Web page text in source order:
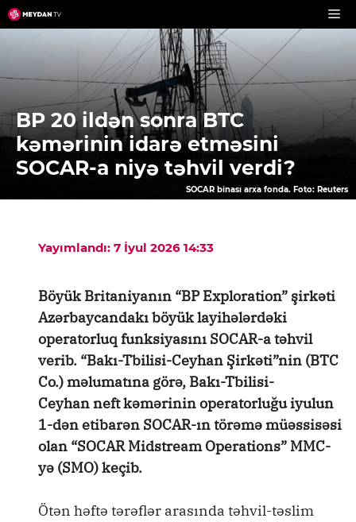
Skip
to
BP 20 ildən sonra BTC
kəmərinin idarə etməsini
SOCAR-a niyə təhvil verdi?
SOCAR binası arxa fonda. Foto: Reuters
Yayımlandı: 7 İyul 2026 14:33
Böyük Britaniyanın “BP Exploration” şirkəti
Azərbaycandakı böyük layihələrdəki
operatorluq funksiyasını SOCAR-a təhvil
verib. “Bakı-Tbilisi-Ceyhan Şirkəti”nin (BTC
Co.) məlumatına görə, Bakı-Tbilisi-
Ceyhan neft kəmərinin operatorluğu iyulun
1-dən etibarən SOCAR-ın törəmə müəssisəsi
olan “SOCAR Midstream Operations” MMC-
yə (SMO) keçib.
Ötən həftə tərəflər arasında təhvil-təslim